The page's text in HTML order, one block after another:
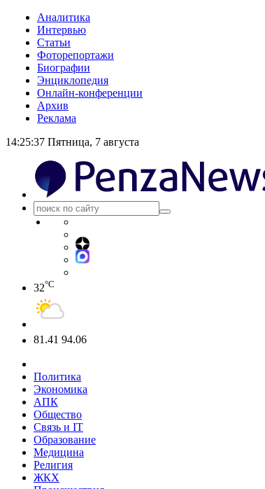
Аналитика
Интервью
Статьи
Фоторепортажи
Биографии
Энциклопедия
Онлайн-конференции
Архив
Реклама
14:25:38 Пятница, 7 августа
32°C
81.41 94.06
Политика
Экономика
АПК
Общество
Связь и IT
Образование
Медицина
Религия
ЖКХ